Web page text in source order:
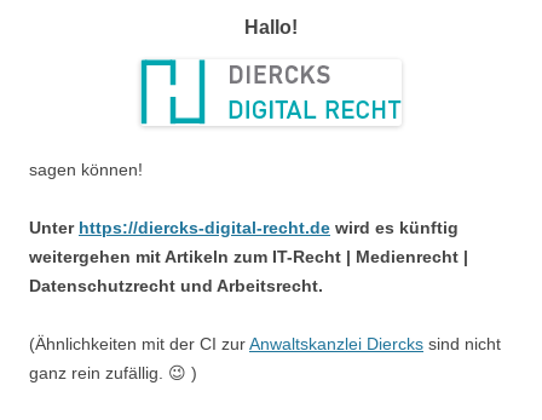
Hallo!
sagen können!
Unter https://diercks-digital-recht.de wird es künftig
weitergehen mit Artikeln zum IT-Recht | Medienrecht |
Datenschutzrecht und Arbeitsrecht.
(Ähnlichkeiten mit der CI zurAnwaltskanzlei Diercks sind nicht
ganz rein zufällig. 😉 )